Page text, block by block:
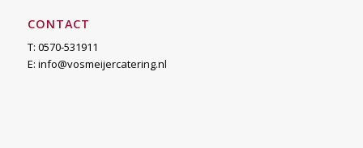
CONTACT
T: 0570-531911
E: info@vosmeijercatering.nl